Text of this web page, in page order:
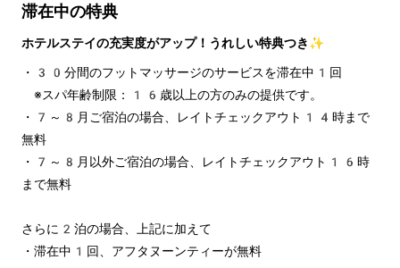
滞在中の特典
ホテルステイの充実度がアップ！うれしい特典つき✨
・30分間のフットマッサージのサービスを滞在中1回
※スパ年齢制限：16歳以上の方のみの提供です。
・7～8月ご宿泊の場合、レイトチェックアウト14時まで
無料
・7～8月以外ご宿泊の場合、レイトチェックアウト16時
まで無料
さらに2泊の場合、上記に加えて
・滞在中1回、アフタヌーンティーが無料